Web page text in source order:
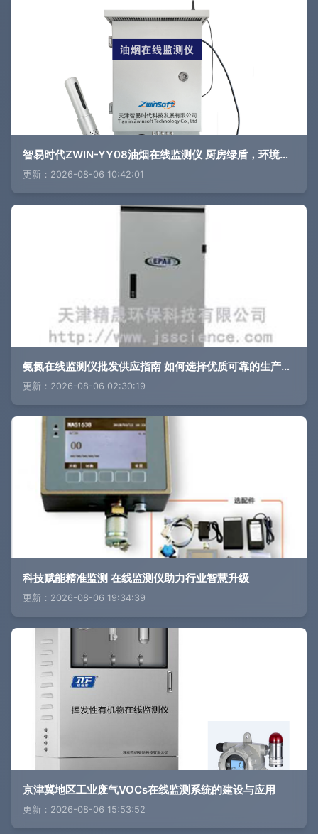
智易时代ZWIN-YY08油烟在线监测仪 厨房绿盾，环境净化新利器
更新：2026-08-06 10:42:01
氨氮在线监测仪批发供应指南 如何选择优质可靠的生产厂家
更新：2026-08-06 02:30:19
科技赋能精准监测 在线监测仪助力行业智慧升级
更新：2026-08-06 19:34:39
京津冀地区工业废气VOCs在线监测系统的建设与应用
更新：2026-08-06 15:53:52